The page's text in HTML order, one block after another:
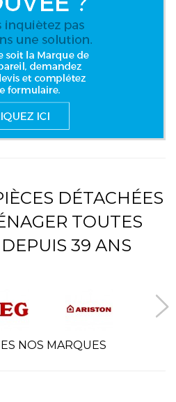
DÉTACHÉES
TOUTES
39 ANS
NOS MARQUES